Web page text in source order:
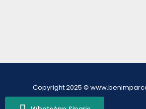
Copyright 2025 ©